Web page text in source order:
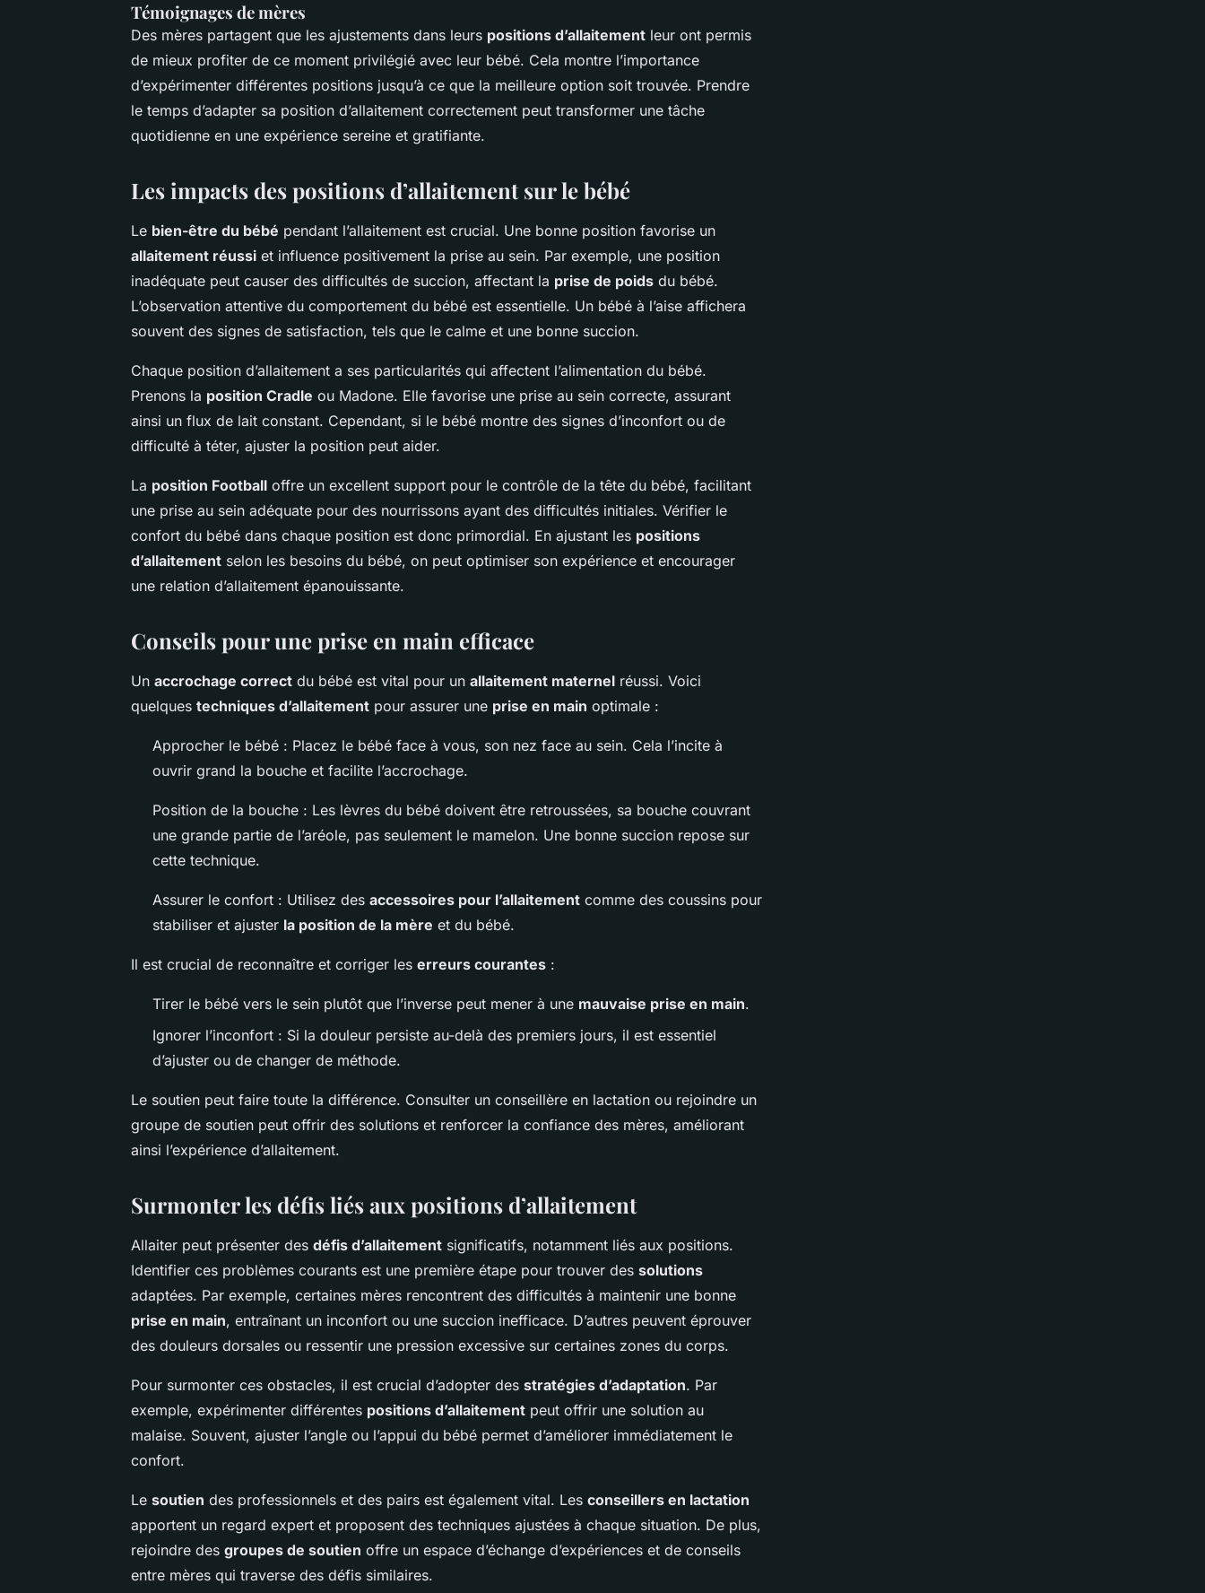
Témoignages de mères
Des mères partagent que les ajustements dans leurs positions d’allaitement leur ont permis
de mieux profiter de ce moment privilégié avec leur bébé. Cela montre l’importance
d’expérimenter différentes positions jusqu’à ce que la meilleure option soit trouvée. Prendre
le temps d’adapter sa position d’allaitement correctement peut transformer une tâche
quotidienne en une expérience sereine et gratifiante.
Les impacts des positions d’allaitement sur le bébé
Le bien-être du bébé pendant l’allaitement est crucial. Une bonne position favorise un
allaitement réussi et influence positivement la prise au sein. Par exemple, une position
inadéquate peut causer des difficultés de succion, affectant la prise de poids du bébé.
L’observation attentive du comportement du bébé est essentielle. Un bébé à l’aise affichera
souvent des signes de satisfaction, tels que le calme et une bonne succion.
Chaque position d’allaitement a ses particularités qui affectent l’alimentation du bébé.
Prenons la position Cradle ou Madone. Elle favorise une prise au sein correcte, assurant
ainsi un flux de lait constant. Cependant, si le bébé montre des signes d’inconfort ou de
difficulté à téter, ajuster la position peut aider.
La position Football offre un excellent support pour le contrôle de la tête du bébé, facilitant
une prise au sein adéquate pour des nourrissons ayant des difficultés initiales. Vérifier le
confort du bébé dans chaque position est donc primordial. En ajustant les positions
d’allaitement selon les besoins du bébé, on peut optimiser son expérience et encourager
une relation d’allaitement épanouissante.
Conseils pour une prise en main efficace
Un accrochage correct du bébé est vital pour un allaitement maternel réussi. Voici
quelques techniques d’allaitement pour assurer une prise en main optimale :
Approcher le bébé : Placez le bébé face à vous, son nez face au sein. Cela l’incite à
ouvrir grand la bouche et facilite l’accrochage.
Position de la bouche : Les lèvres du bébé doivent être retroussées, sa bouche couvrant
une grande partie de l’aréole, pas seulement le mamelon. Une bonne succion repose sur
cette technique.
Assurer le confort : Utilisez des accessoires pour l’allaitement comme des coussins pour
stabiliser et ajuster la position de la mère et du bébé.
Il est crucial de reconnaître et corriger les erreurs courantes :
Tirer le bébé vers le sein plutôt que l’inverse peut mener à une mauvaise prise en main.
Ignorer l’inconfort : Si la douleur persiste au-delà des premiers jours, il est essentiel
d’ajuster ou de changer de méthode.
Le soutien peut faire toute la différence. Consulter un conseillère en lactation ou rejoindre un
groupe de soutien peut offrir des solutions et renforcer la confiance des mères, améliorant
ainsi l’expérience d’allaitement.
Surmonter les défis liés aux positions d’allaitement
Allaiter peut présenter des défis d’allaitement significatifs, notamment liés aux positions.
Identifier ces problèmes courants est une première étape pour trouver des solutions
adaptées. Par exemple, certaines mères rencontrent des difficultés à maintenir une bonne
prise en main, entraînant un inconfort ou une succion inefficace. D’autres peuvent éprouver
des douleurs dorsales ou ressentir une pression excessive sur certaines zones du corps.
Pour surmonter ces obstacles, il est crucial d’adopter des stratégies d’adaptation. Par
exemple, expérimenter différentes positions d’allaitement peut offrir une solution au
malaise. Souvent, ajuster l’angle ou l’appui du bébé permet d’améliorer immédiatement le
confort.
Le soutien des professionnels et des pairs est également vital. Les conseillers en lactation
apportent un regard expert et proposent des techniques ajustées à chaque situation. De plus,
rejoindre des groupes de soutien offre un espace d’échange d’expériences et de conseils
entre mères qui traverse des défis similaires.